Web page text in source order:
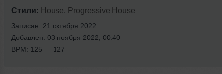
Стили: House, Progressive House
Записан: 21 октября 2022
Добавлен: 03 ноября 2022, 00:40
BPM: 125 — 127